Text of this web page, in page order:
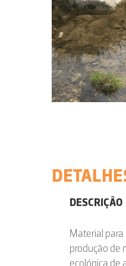
DESCRIÇÃO
Material
produção de
ecológica de